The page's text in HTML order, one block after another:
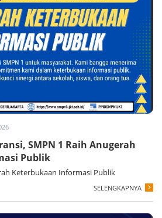
SMPN 1 Raih Anugerah
Publik
Keterbukaan Informasi Publik
SELENGKAPNYA